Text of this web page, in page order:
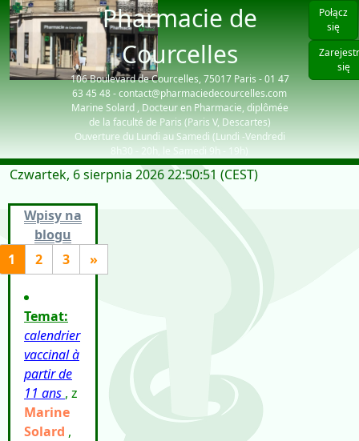
Pharmacie de
Courcelles
106 Boulevard de Courcelles, 75017 Paris - 01 47
63 45 48 - contact@pharmaciedecourcelles.com
Marine Solard , Docteur en Pharmacie, diplômée
de la faculté de Paris (Paris V, Descartes)
Ouverture du Lundi au Samedi (Lundi -Vendredi
8h30 - 20h, le Samedi 9h - 19h)
Połącz
się
się
Czwartek, 6 sierpnia 2026 22:50:51 (CEST)
Wpisy na
blogu
1
2 3 »
Temat:
calendrier
vaccinal à
partir de
11 ans , z
Marine
Solard ,